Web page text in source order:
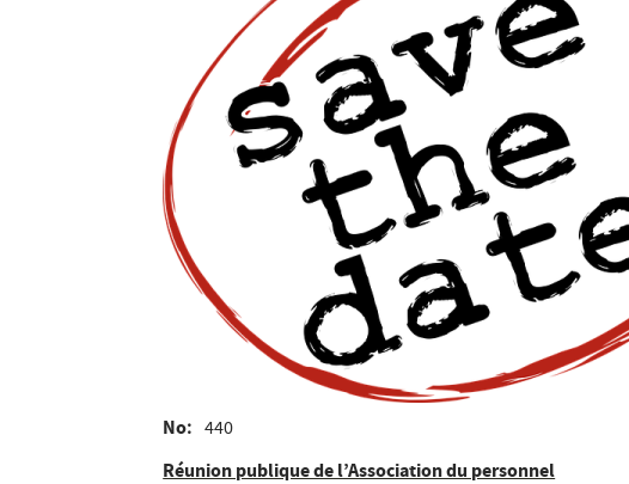
No 440
Réunion publique de l’Association du personnel